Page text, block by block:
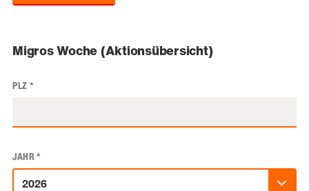
Migros Woche (Aktionsübersicht)
PLZ *
JAHR*